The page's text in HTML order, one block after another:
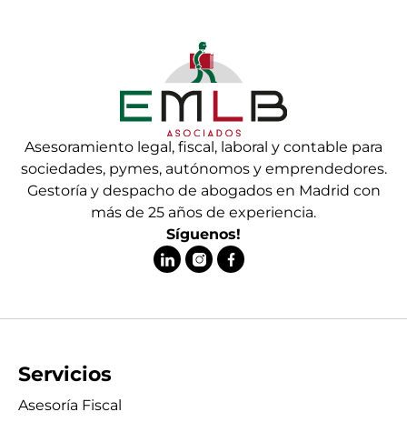
Asesoramiento legal, fiscal, laboral y contable para
sociedades, pymes, autónomos y emprendedores.
Gestoría y despacho de abogados en Madrid con
más de 25 años de experiencia.
Síguenos!
Servicios
Asesoría Fiscal